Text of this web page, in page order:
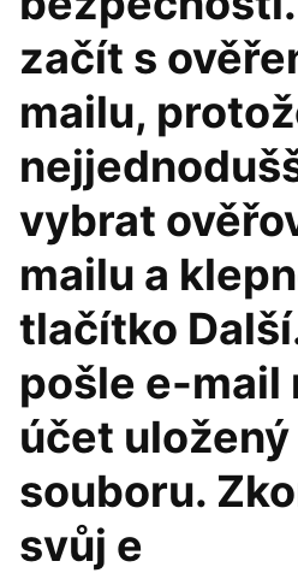
začít s
mailu,
vybrat
mailu a
tlačítko
pošle e-mail
účet uložený
souboru.
svůj e